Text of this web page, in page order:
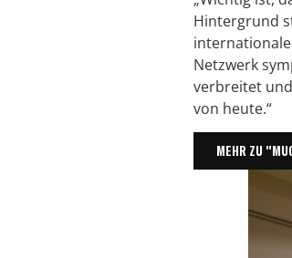
Hintergrund
Netzwerk
verbreitet
von heute.“
MEHR ZU